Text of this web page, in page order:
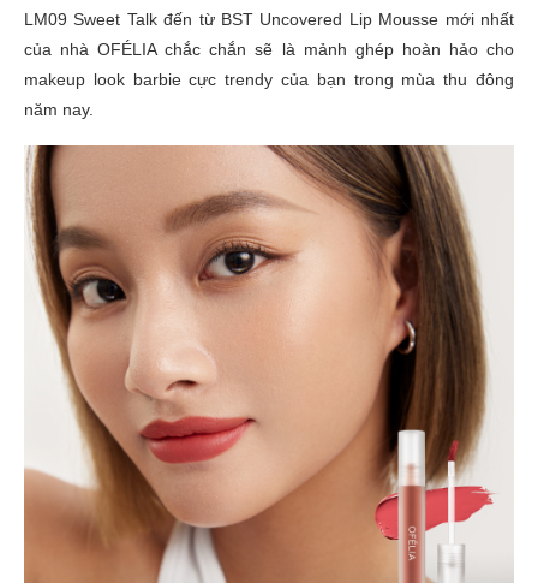
LM09 Sweet Talk đến từ BST Uncovered Lip Mousse mới nhất
của nhà OFÉLIA chắc chắn sẽ là mảnh ghép hoàn hảo cho
makeup look barbie cực trendy của bạn trong mùa thu đông
năm nay.